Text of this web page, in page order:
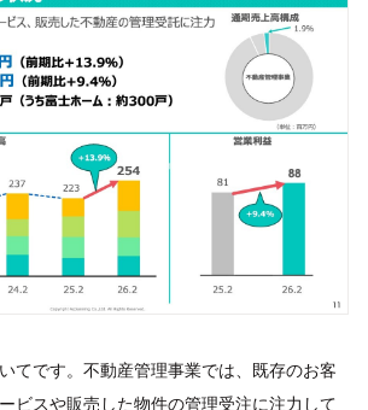
てです。不動産管理事業では、既存のお客
ビスや販売した物件の管理受注に注力して